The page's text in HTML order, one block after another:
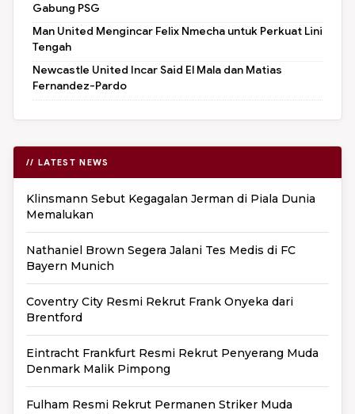
// LATEST NEWS
Klinsmann Sebut Kegagalan Jerman di Piala Dunia
Memalukan
Nathaniel Brown Segera Jalani Tes Medis di FC
Bayern Munich
Coventry City Resmi Rekrut Frank Onyeka dari
Brentford
Eintracht Frankfurt Resmi Rekrut Penyerang Muda
Denmark Malik Pimpong
Fulham Resmi Rekrut Permanen Striker Muda
Gabung PSG
Man United Mengincar Felix Nmecha untuk Perkuat Lini
Tengah
Newcastle United Incar Said El Mala dan Matias
Fernandez-Pardo